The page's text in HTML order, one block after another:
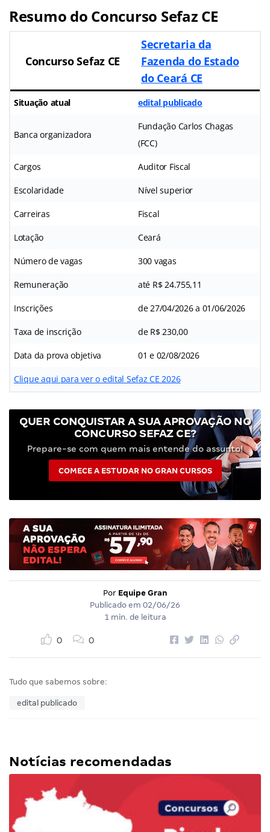
Resumo do Concurso Sefaz CE
Concurso Sefaz CE
Secretaria da
Fazenda do Estado
do Ceará CE
Situação atual edital publicado
Banca organizadora
Fundação Carlos Chagas
(FCC)
Cargos Auditor Fiscal
Escolaridade Nível superior
Carreiras Fiscal
Lotação Ceará
Número de vagas 300 vagas
Remuneração até R$ 24.755,11
Inscrições de 27/04/2026 a 01/06/2026
Taxa de inscrição de R$ 230,00
Data da prova objetiva 01 e 02/08/2026
Clique aqui para ver o edital Sefaz CE 2026
QUER CONQUISTAR A SUA APROVAÇÃO NO
CONCURSO SEFAZ CE?
Prepare-se com quem mais entende do assunto!
COMECE A ESTUDAR NO GRAN CURSOS
Por Equipe Gran
Publicado em 02/06/26
1 min. de leitura
0 0
Tudo que sabemos sobre:
edital publicado
Notícias recomendadas